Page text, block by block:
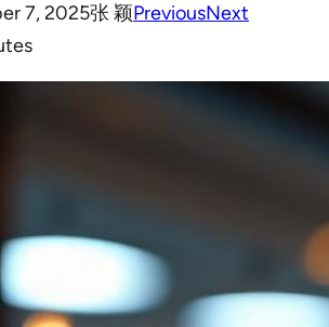
7, 2025张 颖PreviousNext